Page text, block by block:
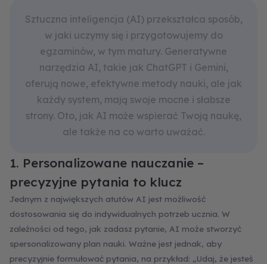
Sztuczna inteligencja (AI) przekształca sposób,
w jaki uczymy się i przygotowujemy do
egzaminów, w tym matury. Generatywne
narzędzia AI, takie jak ChatGPT i Gemini,
oferują nowe, efektywne metody nauki, ale jak
każdy system, mają swoje mocne i słabsze
strony. Oto, jak AI może wspierać Twoją naukę,
ale także na co warto uważać.
1. Personalizowane nauczanie –
precyzyjne pytania to klucz
Jednym z największych atutów AI jest możliwość
dostosowania się do indywidualnych potrzeb ucznia. W
zależności od tego, jak zadasz pytanie, AI może stworzyć
spersonalizowany plan nauki. Ważne jest jednak, aby
precyzyjnie formułować pytania, na przykład: „Udaj, że jesteś